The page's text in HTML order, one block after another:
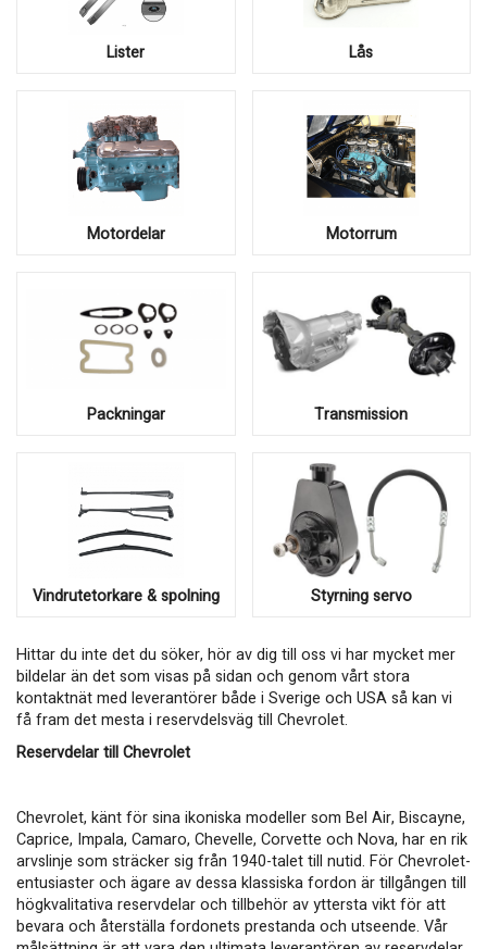
Lister Lås
Motordelar Motorrum
Packningar Transmission
Vindrutetorkare & spolning Styrning servo
Hittar du inte det du söker, hör av dig till oss vi har mycket mer
bildelar än det som visas på sidan och genom vårt stora
kontaktnät med leverantörer både i Sverige och USA så kan vi
få fram det mesta i reservdelsväg till Chevrolet.
Reservdelar till Chevrolet
Chevrolet, känt för sina ikoniska modeller som Bel Air, Biscayne,
Caprice, Impala, Camaro, Chevelle, Corvette och Nova, har en rik
arvslinje som sträcker sig från 1940-talet till nutid. För Chevrolet-
entusiaster och ägare av dessa klassiska fordon är tillgången till
högkvalitativa reservdelar och tillbehör av yttersta vikt för att
bevara och återställa fordonets prestanda och utseende. Vår